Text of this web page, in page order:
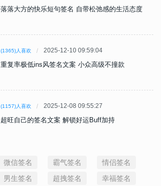
落落大方的快乐短句签名 自带松弛感的生活态度
(1365)人喜欢 2025-12-10 09:59:04
重复率极低ins风签名文案 小众高级不撞款
(1157)人喜欢 2025-12-08 09:55:27
超旺自己的签名文案 解锁好运Buff加持
微信签名 霸气签名
情侣签名
男生签名 超拽签名 幸福签名